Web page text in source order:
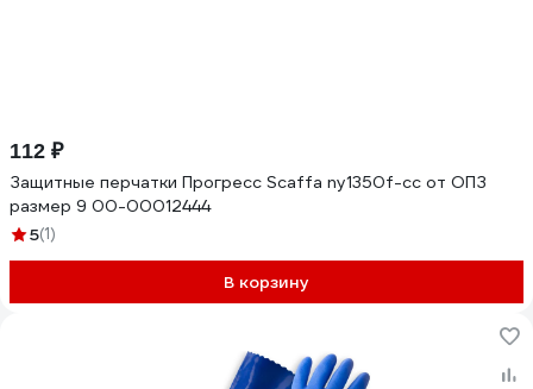
112 ₽
Защитные перчатки Прогресс Scaffa ny1350f-cc от ОПЗ
размер 9 00-00012444
5(1)
В корзину